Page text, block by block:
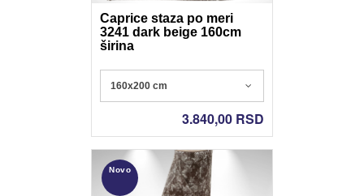
Caprice staza po meri
3241 dark beige 160cm
širina
Poliester - Nonslip gel
160x200 cm
3.840,00 RSD
Novo